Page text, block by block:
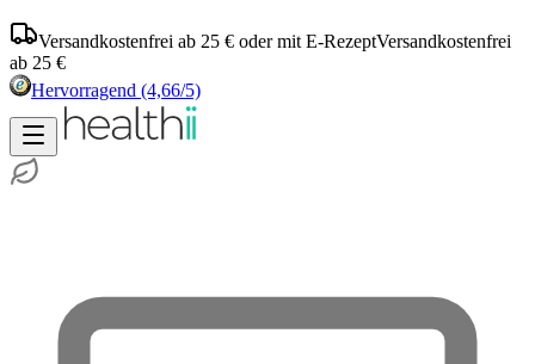
Versandkostenfrei ab 25 € oder mit E-RezeptVersandkostenfrei
ab 25 €
Hervorragend (4,66/5)